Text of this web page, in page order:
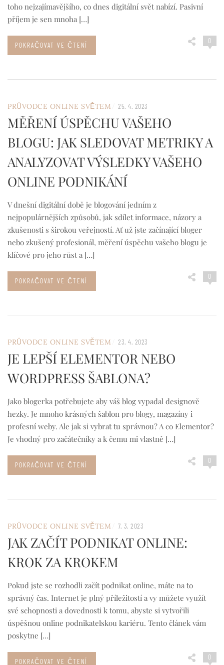
toho nejzajímavějšího, co dnes digitální svět nabízí. Pasivní
příjem je sen mnoha […]
0
POKRAČOVAT VE ČTENÍ
PRŮVODCE ONLINE SVĚTEM 25. 4. 2023
MĚŘENÍ ÚSPĚCHU VAŠEHO
BLOGU: JAK SLEDOVAT METRIKY A
ANALYZOVAT VÝSLEDKY VAŠEHO
ONLINE PODNIKÁNÍ
V dnešní digitální době je blogování jedním z
nejpopulárnějších způsobů, jak sdílet informace, názory a
zkušenosti s širokou veřejností. Ať už jste začínající bloger
nebo zkušený profesionál, měření úspěchu vašeho blogu je
klíčové pro jeho růst a […]
0
POKRAČOVAT VE ČTENÍ
PRŮVODCE ONLINE SVĚTEM 23. 4. 2023
JE LEPŠÍ ELEMENTOR NEBO
WORDPRESS ŠABLONA?
Jako blogerka potřebujete aby váš blog vypadal designově
hezky. Je mnoho krásných šablon pro blogy, magazíny i
profesní weby. Ale jak si vybrat tu správnou? A co Elementor?
Je vhodný pro začátečníky a k čemu mi vlastně […]
0
POKRAČOVAT VE ČTENÍ
PRŮVODCE ONLINE SVĚTEM 7. 3. 2023
JAK ZAČÍT PODNIKAT ONLINE:
KROK ZA KROKEM
Pokud jste se rozhodli začít podnikat online, máte na to
správný čas. Internet je plný příležitostí a vy můžete využít
své schopnosti a dovednosti k tomu, abyste si vytvořili
úspěšnou online podnikatelskou kariéru. Tento článek vám
poskytne […]
0
POKRAČOVAT VE ČTENÍ